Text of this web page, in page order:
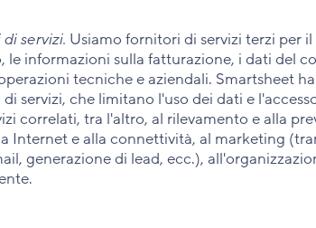
servizi. Usiamo fornitori di servizi terzi per
le informazioni sulla fatturazione, i dati del
tecniche e aziendali. Smartsheet
servizi, che limitano l'uso dei dati e
correlati, tra l'altro, al rilevamento e alla
Internet e alla connettività, al marketing
generazione di lead, ecc.),